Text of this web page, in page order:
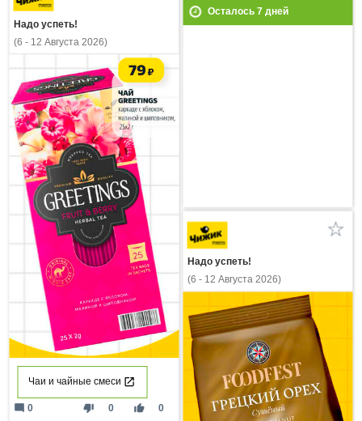
Осталось 7дней
Надо успеть!
(6 - 12 Августа 2026)
Чаи и чайные смеси
thumb_down 0 thumb_up 0
mode_comment 0
Надо успеть!
(6 - 12 Августа 2026)